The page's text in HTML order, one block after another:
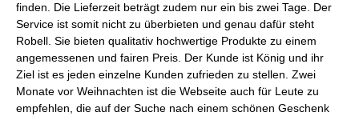
finden. Die Lieferzeit beträgt zudem nur ein bis zwei Tage. Der
Service ist somit nicht zu überbieten und genau dafür steht
Robell. Sie bieten qualitativ hochwertige Produkte zu einem
angemessenen und fairen Preis. Der Kunde ist König und ihr
Ziel ist es jeden einzelne Kunden zufrieden zu stellen. Zwei
Monate vor Weihnachten ist die Webseite auch für Leute zu
empfehlen, die auf der Suche nach einem schönen Geschenk